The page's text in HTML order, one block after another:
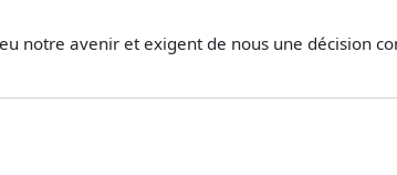
notre avenir et exigent de nous une décision